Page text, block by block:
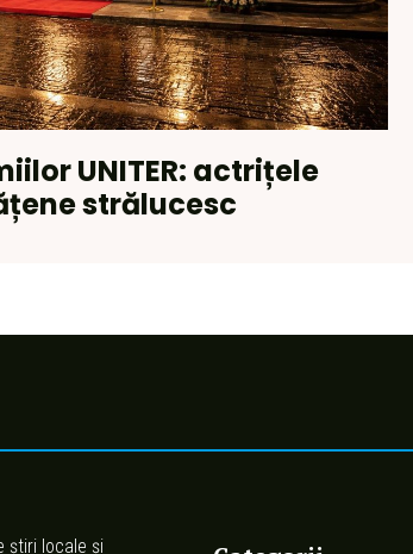
UNITER: actrițele
strălucesc
știri locale și